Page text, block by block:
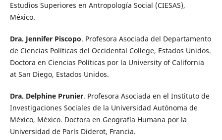
Estudios Superiores en Antropología Social (CIESAS),
México.
Dra. Jennifer Piscopo. Profesora Asociada del Departamento
de Ciencias Políticas del Occidental College, Estados Unidos.
Doctora en Ciencias Políticas por la University of California
at San Diego, Estados Unidos.
Dra. Delphine Prunier. Profesora Asociada en el Instituto de
Investigaciones Sociales de la Universidad Autónoma de
México, México. Doctora en Geografía Humana por la
Universidad de París Diderot, Francia.